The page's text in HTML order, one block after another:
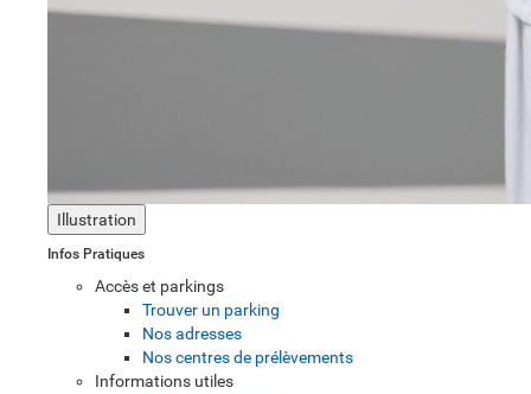
Illustration
Infos Pratiques
Accès et parkings
Trouver un parking
Nos adresses
Nos centres de prélèvements
Informations utiles